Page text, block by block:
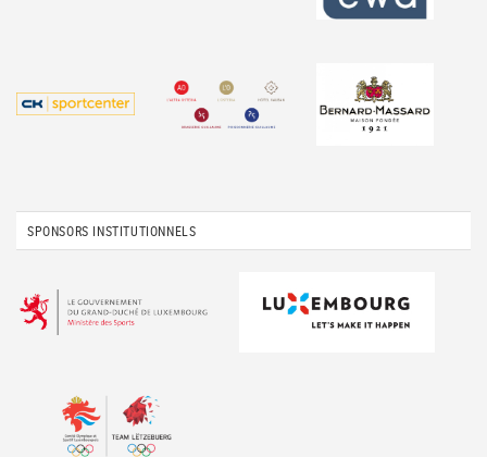
SPONSORS INSTITUTIONNELS